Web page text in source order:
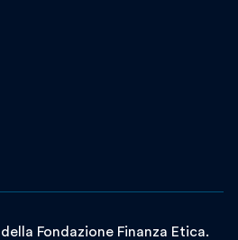
Fondazione Finanza Etica.